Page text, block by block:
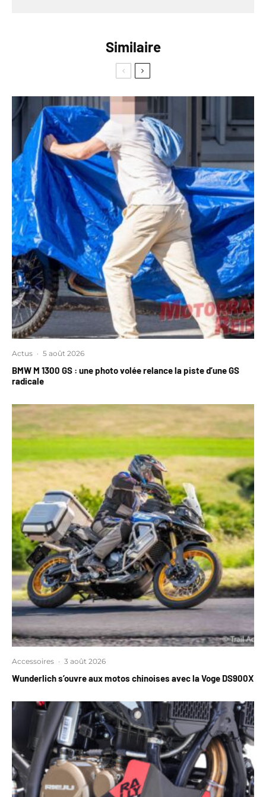
Similaire
Actus · 5 août 2026
BMW M 1300 GS : une photo volée relance la piste d’une GS
radicale
Accessoires · 3 août 2026
Wunderlich s’ouvre aux motos chinoises avec la Voge DS900X